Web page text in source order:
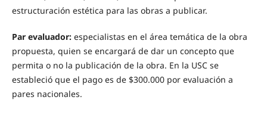
estructuración estética para las obras a publicar.
Par evaluador:especialistas en el área temática de la obra
propuesta, quien se encargará de dar un concepto que
permita o no la publicación de la obra. En la USC se
estableció que el pago es de $300.000 por evaluación a
pares nacionales.